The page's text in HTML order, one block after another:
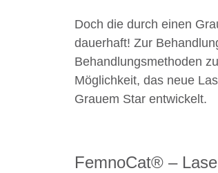
Doch die durch einen
dauerhaft! Zur
Behandlungsmethoden
Möglichkeit, das neue
Grauem Star entwickelt.
FemnoCat® –